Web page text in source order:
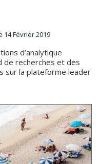
14 Février 2019
d’analytique
de recherches et des
sur la plateforme leader